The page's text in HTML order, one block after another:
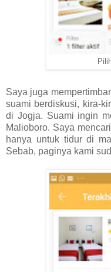
Saya juga
suami berdiskusi, kira-
di Jogja. Suami ingin
Malioboro. Saya
hanya untuk tidur di
Sebab, paginya kami